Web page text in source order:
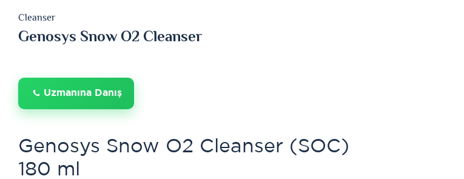
Cleanser
Genosys Snow O2 Cleanser
Uzmanına Danış
Genosys Snow O2 Cleanser (SOC)
180 ml